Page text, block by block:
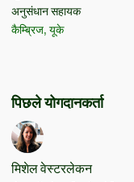
अनुसंधान सहायक
कैम्ब्रिज, यूके
पिछले योगदानकर्ता
मिशेल वेस्टरलेकन